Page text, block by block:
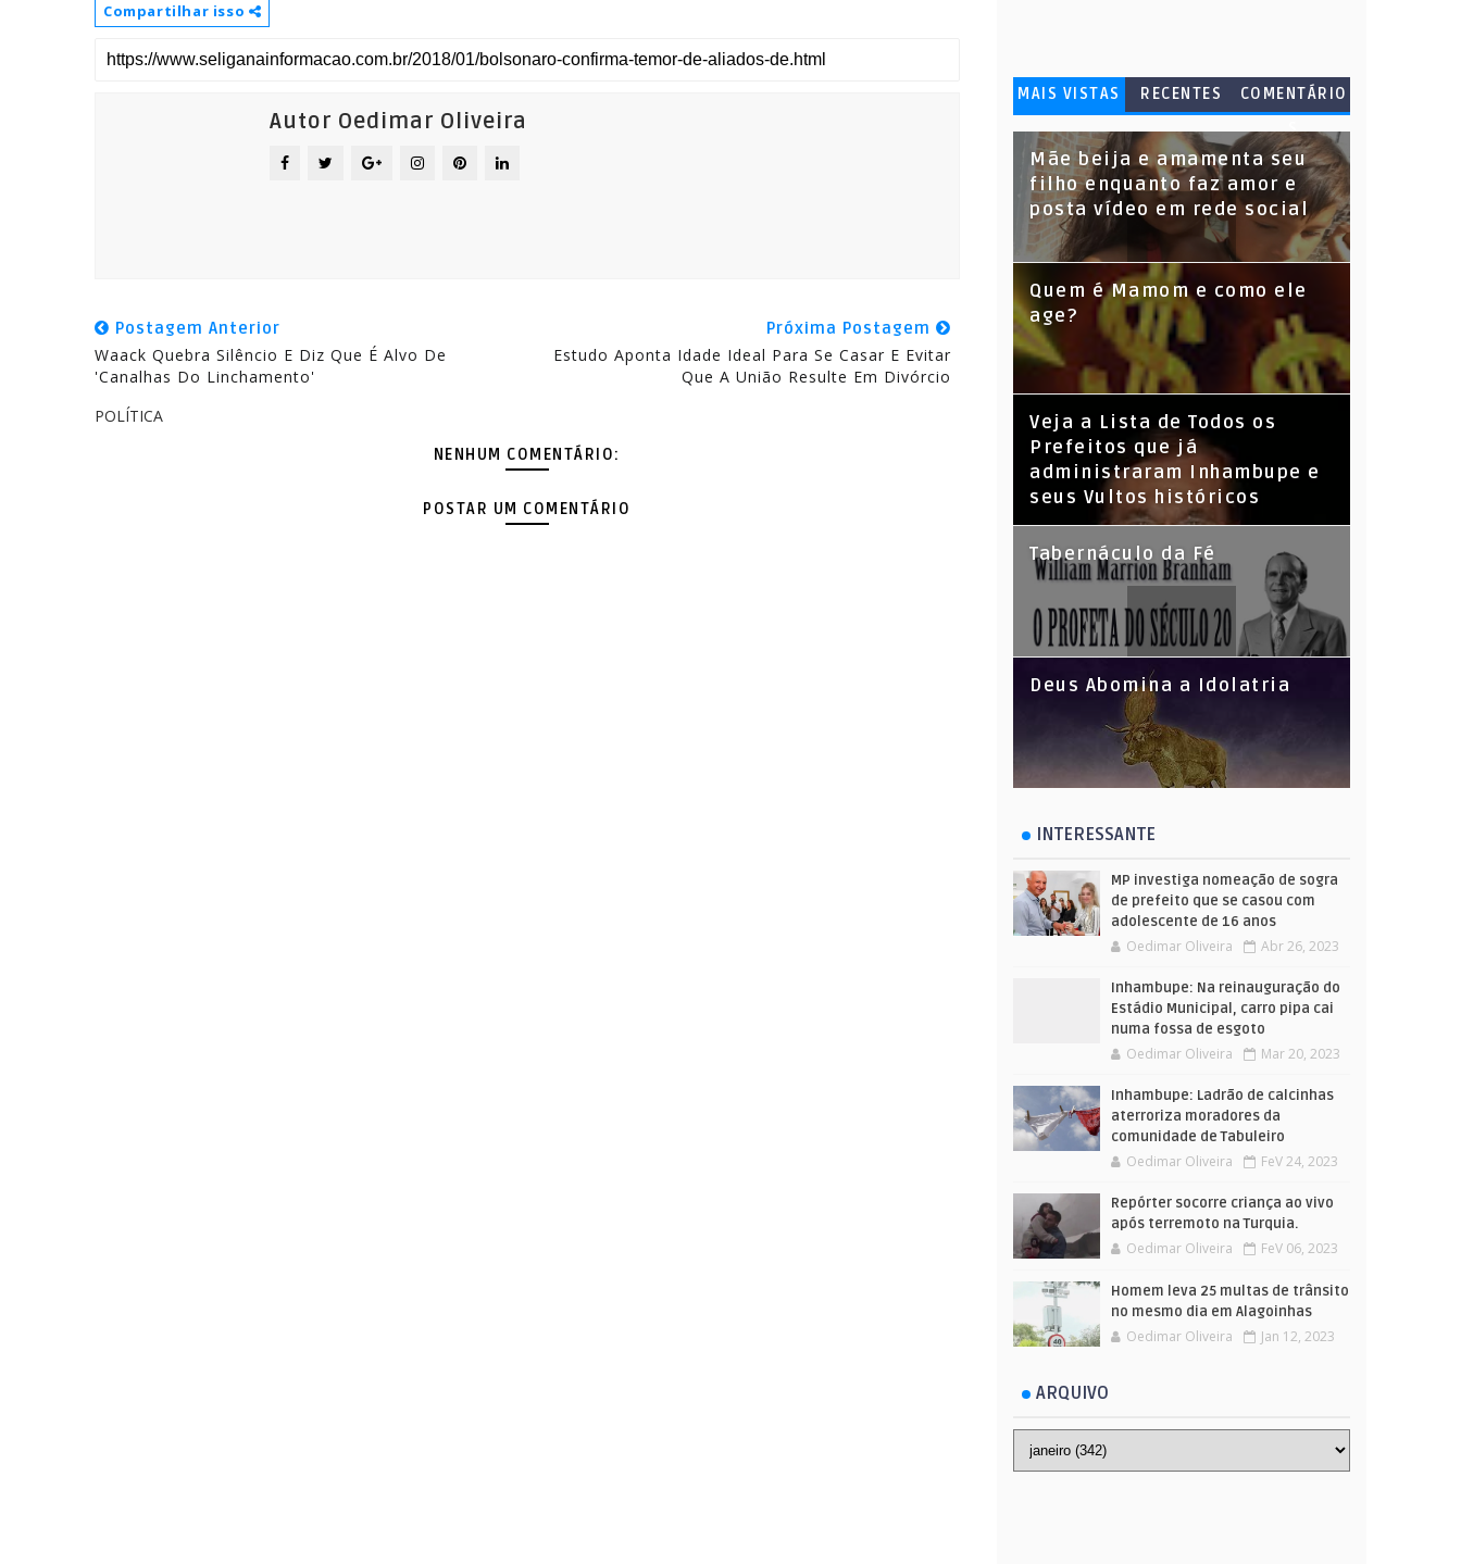
Compartilhar isso
Autor Oedimar Oliveira
Postagem Anterior
Waack Quebra Silêncio E Diz Que É Alvo De
'canalhas Do Linchamento'
Próxima Postagem
Estudo Aponta Idade Ideal Para Se Casar E Evitar
Que A União Resulte Em Divórcio
POLÍTICA
NENHUM COMENTÁRIO:
POSTAR UM COMENTÁRIO
MAIS VISTAS RECENTES
COMENTÁRIO
S
Mãe beija e amamenta seu
filho enquanto faz amor e
posta vídeo em rede social
Quem é Mamom e como ele
age?
Veja a Lista de Todos os
Prefeitos que já
administraram Inhambupe e
seus Vultos históricos
Tabernáculo da Fé
Deus Abomina a Idolatria
INTERESSANTE
MP investiga nomeação de sogra
de prefeito que se casou com
adolescente de 16 anos
Oedimar Oliveira Abr 26, 2023
Inhambupe: Na reinauguração do
Estádio Municipal, carro pipa cai
numa fossa de esgoto
Oedimar Oliveira Mar 20, 2023
Inhambupe: Ladrão de calcinhas
aterroriza moradores da
comunidade de Tabuleiro
Oedimar Oliveira FeV 24, 2023
Repórter socorre criança ao vivo
após terremoto na Turquia.
Oedimar Oliveira FeV 06, 2023
Homem leva 25 multas de trânsito
no mesmo dia em Alagoinhas
Oedimar Oliveira Jan 12, 2023
ARQUIVO